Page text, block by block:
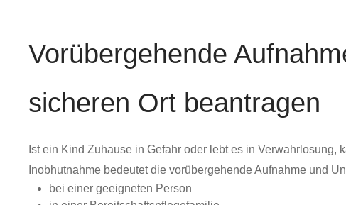
Vorübergehende
sicheren Ort beantragen
Ist ein Kind Zuhause in Gefahr oder lebt es in
Inobhutnahme bedeutet die vorübergehende Aufnahme und
bei einer geeigneten Person